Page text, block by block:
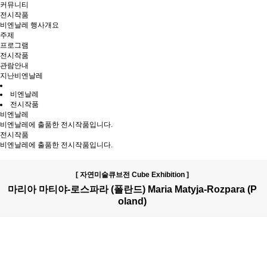
커뮤니티
전시작품
비엔날레 행사개요
주제
프로그램
전시작품
관람안내
지난비엔날레
비엔날레
전시작품
비엔날레
비엔날레에 출품한 전시작품입니다.
전시작품
비엔날레에 출품한 전시작품입니다.
[ 자연미술큐브전 Cube Exhibition ]
마리아 마티야-로스파라 (폴란드) Maria Matyja-Rozpara (P
oland)